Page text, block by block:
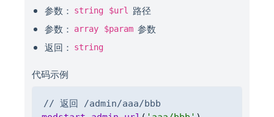
参数： string $url 路径
参数：
array $param 参数
返回：
string
代码示例
// 返回 /admin/aaa/bbb